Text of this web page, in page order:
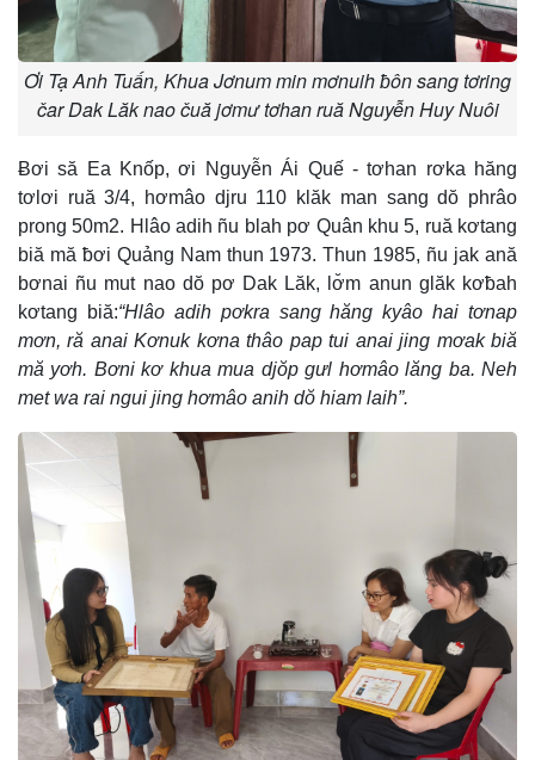
Ơi Tạ Anh Tuấn, Khua Jơnum min mơnuih ƀôn sang tơring
čar Dak Lăk nao čuă jơmư tơhan ruă Nguyễn Huy Nuôi
Ƀơi să Ea Knốp, ơi Nguyễn Ái Quế - tơhan rơka hăng
tơlơi ruă 3/4, hơmâo djru 110 klăk man sang dŏ phrâo
prong 50m2. Hlâo adih ñu blah pơ Quân khu 5, ruă kơtang
biă mă ƀơi Quảng Nam thun 1973. Thun 1985, ñu jak ană
bơnai ñu mut nao dŏ pơ Dak Lăk, lơ̆m anun glăk kơƀah
kơtang biă:“Hlâo adih pơkra sang hăng kyâo hai tơnap
mơn, ră anai Kơnuk kơna thâo pap tui anai jing mơak biă
mă yơh. Bơni kơ khua mua djŏp gưl hơmâo lăng ba. Neh
met wa rai ngui jing hơmâo anih dŏ hiam laih”.